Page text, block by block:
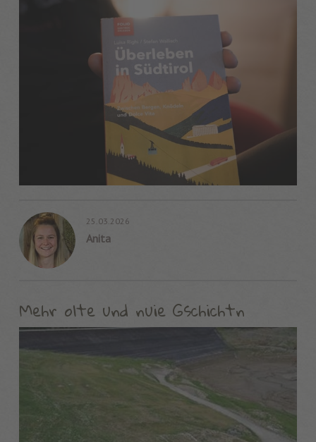
25.03.2026
Anita
Mehr olte und nuie Gschichtn